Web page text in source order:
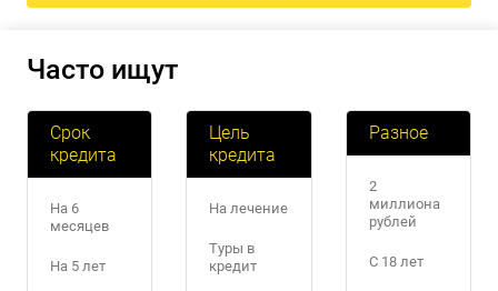
Часто ищут
Срок
кредита
На 6
месяцев
На 5 лет
Цель
кредита
На лечение
Туры в
кредит
Разное
2
миллиона
рублей
С 18 лет